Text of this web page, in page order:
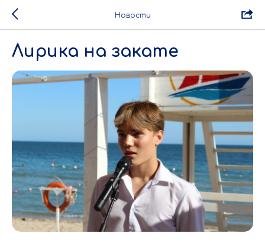
Новости
Лирика на закате